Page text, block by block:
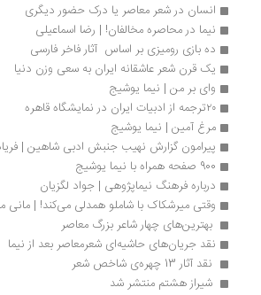
انسان در شعر معاصر یا درک حضور دیگری
نیما در محاصره مخالفان! | رضا اسماعیلی
ده بازی رومیزی بر اساس  آثار فاخر فارسی
یک قرن شعر عاشقانه‌ ایران به سعی وزن دنیا
وای بر من | نیما یوشیج
۲۰ترجمه از ادبیات ایران در نمایشگاه قاهره
مرغ آمین | نیما یوشیج
پیرامون گزارش نهیب جنبش ادبی شاهین |
900 صفحه همراه با نیما یوشیج
درباره فرهنگ نیماپژوهی | جواد لگزیان
وقتی میرشکاک با شاملو همدلی می‌کند! | مانی
بهترین‌های چهار شاعر بزرگ معاصر
نقد جریان‌های‌ حاشیه‌ای‌ شعرمعاصر بعد از نیما
نقد آثار 13 چهره‌ی شاخص شعر
شیراز هشتم منتشر شد